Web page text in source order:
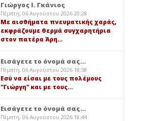
Γιώργος Ι. Γκάνιος
Πέμπτη, 06 Αυγούστου 2026 20:28
Με αισθήματα πνευματικής χαράς,
εκφράζουμε θερμά συγχαρητήρια
στον πατέρα Άρη…
Εισάγετε το όνομά σας...
Πέμπτη, 06 Αυγούστου 2026 18:58
Εσύ να είσαι με τους πολέμους
"Γιώργη" και με τους…
Εισάγετε το όνομά σας...
Πέμπτη, 06 Αυγούστου 2026 18:44